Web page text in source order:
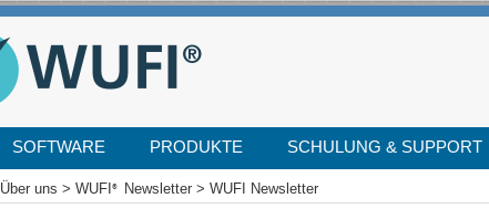
SOFTWARE PRODUKTE SCHULUNG & SUPPORT
Über uns > WUFI ® Newsletter > WUFI Newsletter